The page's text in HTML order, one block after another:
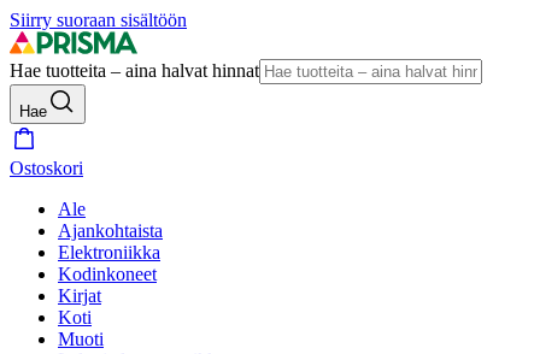
Siirry suoraan sisältöön
Hae tuotteita – aina halvat hinnat
Hae
Ostoskori
Ale
Ajankohtaista
Elektroniikka
Kodinkoneet
Kirjat
Koti
Muoti